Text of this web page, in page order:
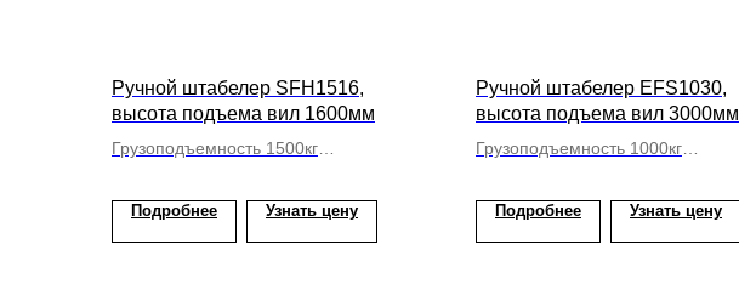
Ручной штабелер SFH1516,
высота подъема вил 1600мм
Грузоподъемность 1500кг
Подробнее Узнать цену
Ручной штабелер EFS1030,
высота подъема вил 3000мм
Грузоподъемность 1000кг
Подробнее Узнать цену